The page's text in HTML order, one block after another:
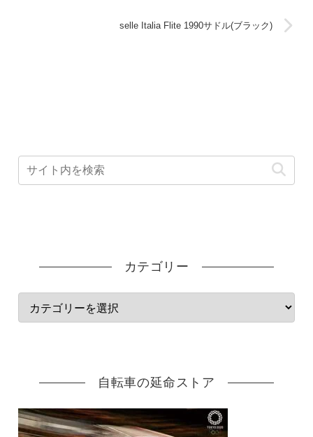
selle Italia Flite 1990サドル(ブラック)
カテゴリー
自転車の延命ストア